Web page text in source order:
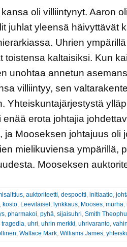
oli villiintynyt. Aaron
juhlat yleensä häivyttävät
Uhrien
toistensa kaltaisiksi. Kun
unohtaa annetun
villiintyy, sen
Yhteiskuntajärjestystä
enää erota johtajia
ja Mooseksen johtajuus oli
mielikuviensa ympärillä,
Mooseksen
, auktoriteetti despootti initiaatio,
kosto, Leeviläiset, lynkkaus, Mooses, murha
, pharmakoi pyhä sijaisuhri Smith Theophu
tragedia uhri uhrin merkki uhrivaranto,
Wallace Mark, Williams James,